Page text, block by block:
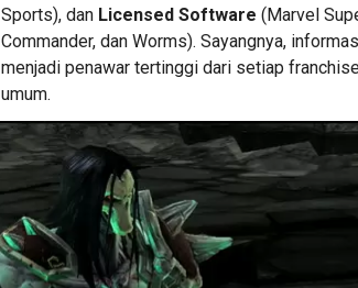
Sports), dan Licensed Software (Marvel
Commander, dan Worms). Sayangnya,
menjadi penawar tertinggi dari setiap
umum.